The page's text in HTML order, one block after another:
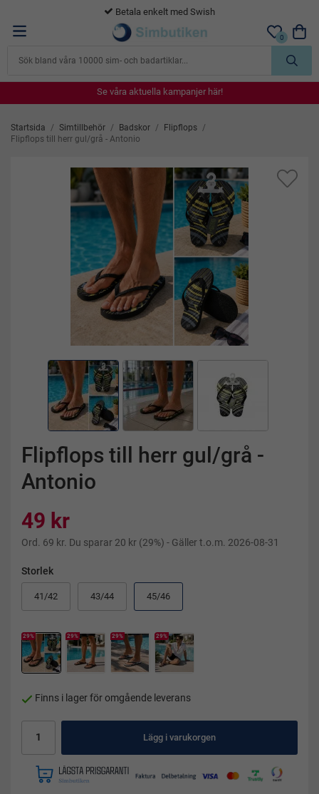
365 dagars öppet köp
0
Se våra aktuella kampanjer här!
Se våra aktuella kampanjer här!
Se våra aktuella kampanjer här!
Se våra aktuella kampanjer här!
Startsida / Simtillbehör / Badskor / Flipflops /
Flipflops till herr gul/grå - Antonio
Flipflops till herr gul/grå -
Antonio
49 kr
Ord. 69 kr. Du sparar 20 kr (29%) - Gäller t.o.m. 2026-08-31
Storlek
41/42 43/44 45/46
29% 29% 29% 29%
Finns i lager för omgående leverans
Lägg i varukorgen